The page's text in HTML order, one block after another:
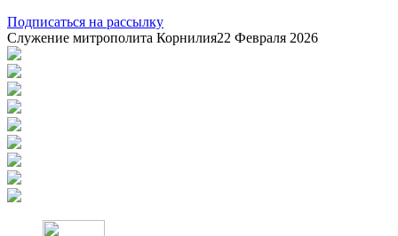
Подписаться на рассылку
Служение митрополита Корнилия22 Февраля 2026